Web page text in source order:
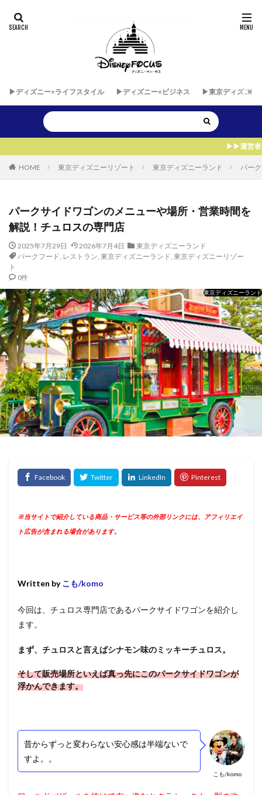
▶︎ディズニー×ライフスタイル ▶︎ディズニー×ビジネス ▶︎東京ディズニー
▶︎▶︎運営者が自由に海外パークを飛
HOME 東京ディズニーリゾート 東京ディズニーランド パー
パークサイドワゴンのメニューや場所・営業時間を
解説！チュロスの専門店
2025年7月29日 2026年7月4日
東京ディズニーランド
パークフード, レストラン, 東京ディズニーランド, 東京ディズニーリゾー
ト
0件
東京ディズニーランド
※当サイトで紹介している商品・サービス等の外部リンクには、アフィリエイ
ト広告が含まれる場合があります。
Written by こも/komo
今回は、チュロス専門店であるパークサイドワゴンを紹介し
ます。
まず、チュロスと言えばシナモン味のミッキーチュロス。
そして販売場所といえば真っ先にこのパークサイドワゴンが
浮かんできます。
こも/komo
昔からずっと変わらない安心感は半端ないで
すよ。。